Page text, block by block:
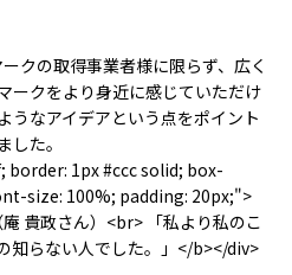
クの取得事業者様に限らず、広く
ークをより身近に感じていただけ
うなアイデアという点をポイント
た。
1px #ccc solid; box-
size: 100%; padding: 20px;">
貴政さん）<br> 「私より私のこ
知らない人でした。」</b></div>